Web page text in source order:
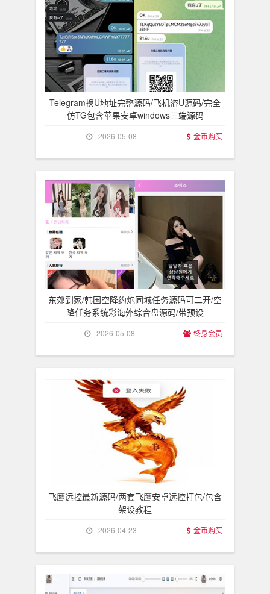
Telegram换U地址完整源码/飞机盗U源码/完全
仿TG包含苹果安卓windows三端源码
2026-05-08 金币购买
东郊到家/韩国空降约炮同城任务源码可二开/空
降任务系统彩海外综合盘源码/带预设
2026-05-08 终身会员
飞鹰远控最新源码/两套飞鹰安卓远控打包/包含
架设教程
2026-04-23 金币购买